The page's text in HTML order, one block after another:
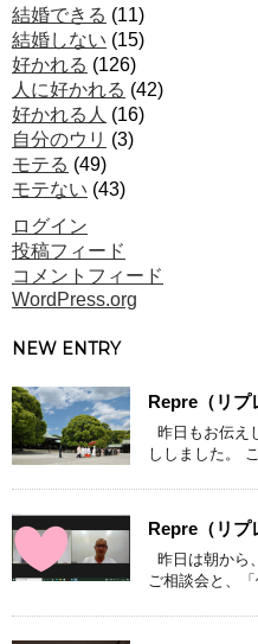
結婚できる (11)
結婚しない (15)
好かれる (126)
人に好かれる (42)
好かれる人 (16)
自分のウリ (3)
モテる (49)
モテない (43)
ログイン
投稿フィード
コメントフィード
WordPress.org
NEW ENTRY
Repre（リプ
昨日もお伝え
ししました。
Repre（リプ
昨日は朝から
ご相談会と、